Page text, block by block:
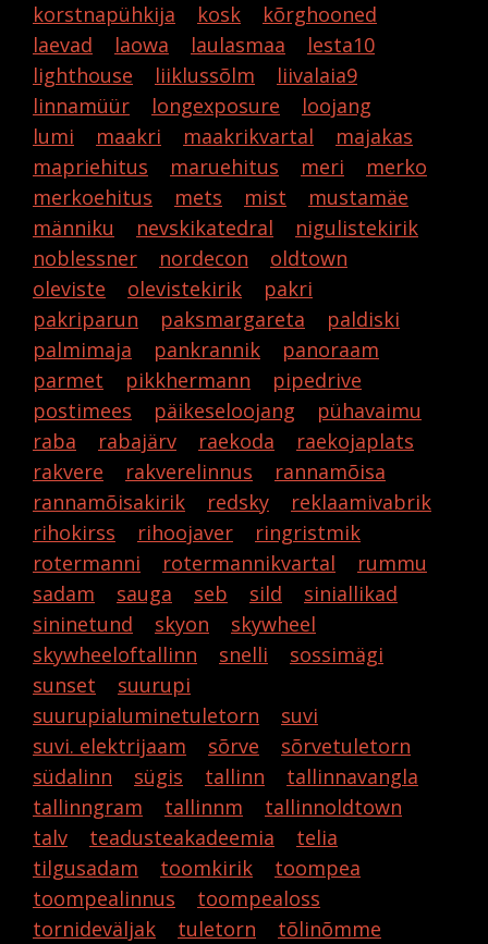
korstnapühkija
kosk
kõrghooned
laevad
laowa laulasmaa
lesta10
lighthouse
liiklussõlm
liivalaia9
linnamüür
longexposure
loojang
lumi
maakri maakrikvartal
majakas
mapriehitus
maruehitus meri
merko
merkoehitus
mets mist
mustamäe
männiku
nevskikatedral
nigulistekirik
noblessner
nordecon
oldtown
oleviste
olevistekirik
pakri
pakriparun
paksmargareta
paldiski
palmimaja
pankrannik
panoraam
parmet
pikkhermann
pipedrive
postimees
päikeseloojang
pühavaimu
raba
rabajärv raekoda
raekojaplats
rakvere
rakverelinnus
rannamõisa
rannamõisakirik
redsky
reklaamivabrik
rihokirss
rihoojaver
ringristmik
rotermanni
rotermannikvartal
rummu
sadam
sauga seb sild
siniallikad
sininetund
skyon
skywheel
skywheeloftallinn
snelli
sossimägi
sunset
suurupi
suurupialuminetuletorn
suvi
suvi. elektrijaam
sõrve
sõrvetuletorn
südalinn
sügis tallinn
tallinnavangla
tallinngram
tallinnm
tallinnoldtown
talv
teadusteakadeemia
telia
tilgusadam
toomkirik
toompea
toompealinnus
toompealoss
tornideväljak
tuletorn tõlinõmme